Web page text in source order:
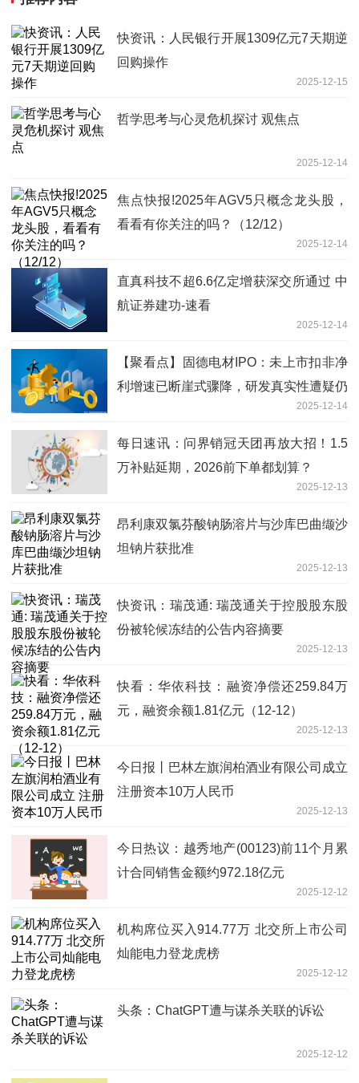
快资讯：人民银行开展1309亿元7天期逆
回购操作
2025-12-15
哲学思考与心灵危机探讨 观焦点
2025-12-14
焦点快报!2025年AGV5只概念龙头股，
看看有你关注的吗？（12/12）
2025-12-14
直真科技不超6.6亿定增获深交所通过 中
航证券建功-速看
2025-12-14
【聚看点】固德电材IPO：未上市扣非净
利增速已断崖式骤降，研发真实性遭疑仍
需验证！上会前俩月副总闪辞，递表前7
个月管理人员突击获过半激励股
2025-12-14
每日速讯：问界销冠天团再放大招！1.5
万补贴延期，2026前下单都划算？
2025-12-13
昂利康双氯芬酸钠肠溶片与沙库巴曲缬沙
坦钠片获批准
2025-12-13
快资讯：瑞茂通: 瑞茂通关于控股股东股
份被轮候冻结的公告内容摘要
2025-12-13
快看：华依科技：融资净偿还259.84万
元，融资余额1.81亿元（12-12）
2025-12-13
今日报丨巴林左旗润柏酒业有限公司成立
注册资本10万人民币
2025-12-13
今日热议：越秀地产(00123)前11个月累
计合同销售金额约972.18亿元
2025-12-12
机构席位买入914.77万 北交所上市公司
灿能电力登龙虎榜
2025-12-12
头条：ChatGPT遭与谋杀关联的诉讼
2025-12-12